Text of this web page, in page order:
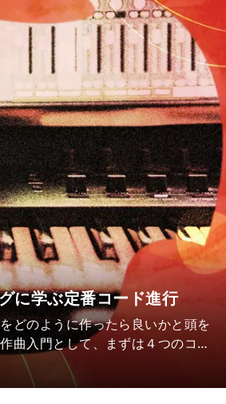
に学ぶ定番コード進行
どのように作ったら良いかと頭を
曲入門として、まずは４つのコー
か？この記事では、様々なヒット
。 ぜひ作曲の参考にしてくださ